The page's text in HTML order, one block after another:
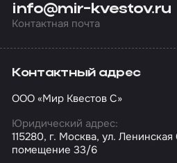
info@mir-kvestov.ru
Контактная почта
Контактный адрес
ООО «Мир Квестов С»
Юридический адрес:
115280, г. Москва, ул.
помещение 33/6